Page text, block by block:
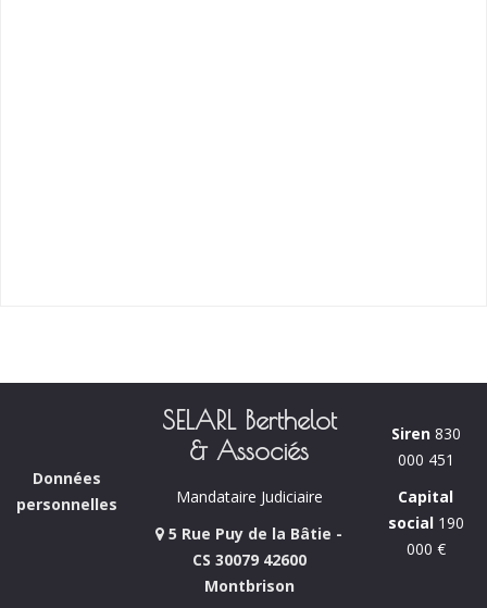
Données
personnelles
SELARL Berthelot
& Associés
Mandataire Judiciaire
5 Rue Puy de la Bâtie -
CS 30079 42600
Montbrison
Siren830
000 451
Capital
social190
000 €